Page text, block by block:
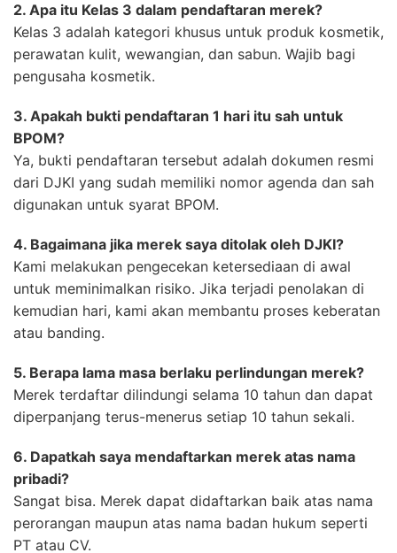
2. Apa itu Kelas 3 dalam pendaftaran merek?
Kelas 3 adalah kategori khusus untuk produk kosmetik,
perawatan kulit, wewangian, dan sabun. Wajib bagi
pengusaha kosmetik.
3. Apakah bukti pendaftaran 1 hari itu sah untuk
BPOM?
Ya, bukti pendaftaran tersebut adalah dokumen resmi
dari DJKI yang sudah memiliki nomor agenda dan sah
digunakan untuk syarat BPOM.
4. Bagaimana jika merek saya ditolak oleh DJKI?
Kami melakukan pengecekan ketersediaan di awal
untuk meminimalkan risiko. Jika terjadi penolakan di
kemudian hari, kami akan membantu proses keberatan
atau banding.
5. Berapa lama masa berlaku perlindungan merek?
Merek terdaftar dilindungi selama 10 tahun dan dapat
diperpanjang terus-menerus setiap 10 tahun sekali.
6. Dapatkah saya mendaftarkan merek atas nama
pribadi?
Sangat bisa. Merek dapat didaftarkan baik atas nama
perorangan maupun atas nama badan hukum seperti
PT atau CV.